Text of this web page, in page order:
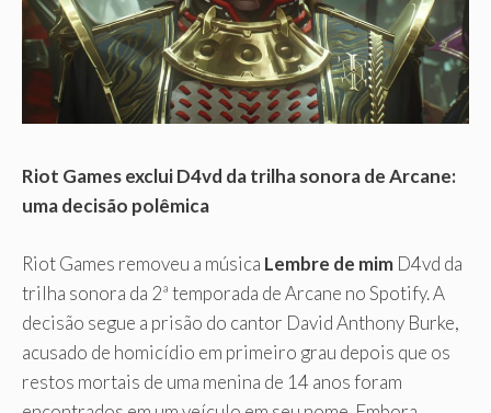
Riot Games exclui D4vd da trilha sonora de Arcane:
uma decisão polêmica
Riot Games removeu a música Lembre de mim D4vd da
trilha sonora da 2ª temporada de Arcane no Spotify. A
decisão segue a prisão do cantor David Anthony Burke,
acusado de homicídio em primeiro grau depois que os
restos mortais de uma menina de 14 anos foram